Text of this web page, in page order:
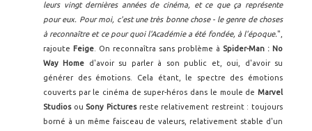
leurs vingt dernières années de cinéma, et ce que ça représente
pour eux. Pour moi, c'est une très bonne chose - le genre de choses
à reconnaître et ce pour quoi l'Académie a été fondée, à l'époque.",
rajoute Feige . On reconnaîtra sans problème à Spider-Man : No
Way Home d'avoir su parler à son public et, oui, d'avoir su
générer des émotions. Cela étant, le spectre des émotions
couverts par le cinéma de super-héros dans le moule de Marvel
Studiosou Sony Picturesreste relativement restreint : toujours
borné à un même faisceau de valeurs, relativement stable d'un